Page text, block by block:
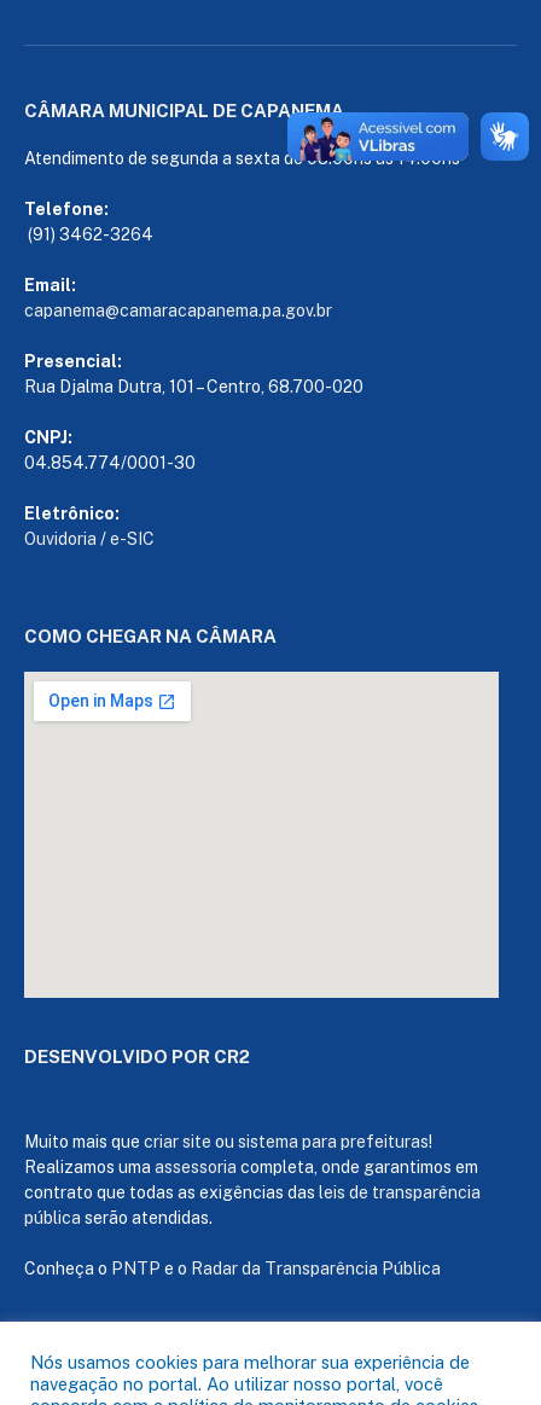
CÂMARA MUNICIPAL DE CAPANEMA
Atendimento de segunda a sexta de 08:00hs às 14:00hs
Telefone:
(91) 3462-3264
Email:
capanema@camaracapanema.pa.gov.br
Presencial:
Rua Djalma Dutra, 101 – Centro, 68.700-020
CNPJ:
04.854.774/0001-30
Eletrônico:
Ouvidoria /e-SIC
COMO CHEGAR NA CÂMARA
DESENVOLVIDO POR CR2
Muito mais que criar site ou sistema para prefeituras!
Realizamos uma assessoria completa, onde garantimos em
contrato que todas as exigências das leis de transparência
pública serão atendidas.
Conheça o PNTP e o Radar da Transparência Pública
Todos os direitos reservados a Câmara de Capanema
Nós usamos cookies para melhorar sua experiência de
navegação no portal. Ao utilizar nosso portal, você